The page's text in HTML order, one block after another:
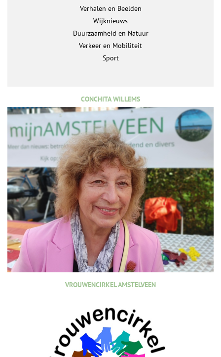
Verhalen en Beelden
Wijknieuws
Duurzaamheid en Natuur
Verkeer en Mobiliteit
Sport
CONCHITA WILLEMS
VROUWENCIRKEL AMSTELVEEN